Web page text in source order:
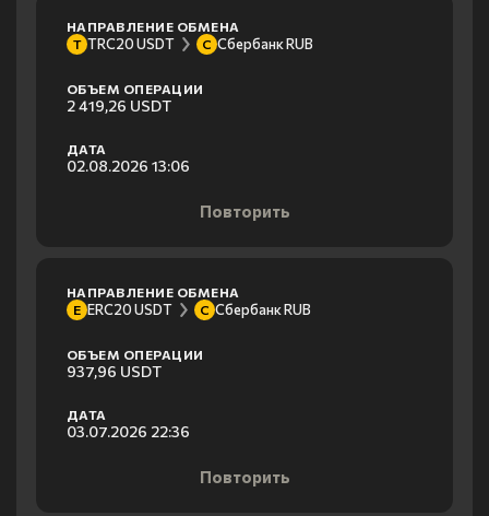
НАПРАВЛЕНИЕ ОБМЕНА
T TRC20 USDT С Сбербанк RUB
ОБЪЕМ ОПЕРАЦИИ
2 419,26 USDT
ДАТА
02.08.2026 13:06
Повторить
НАПРАВЛЕНИЕ ОБМЕНА
E ERC20 USDT С Сбербанк RUB
ОБЪЕМ ОПЕРАЦИИ
937,96 USDT
ДАТА
03.07.2026 22:36
Повторить